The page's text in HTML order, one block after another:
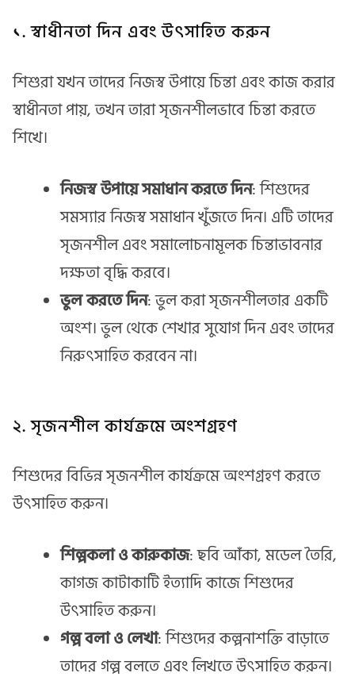
১. স্বাধীনতা দিন এবং উৎসাহিত করুন
শিশুরা যখন তাদের নিজস্ব উপায়ে চিন্তা এবং কাজ করার
স্বাধীনতা পায়, তখন তারা সৃজনশীলভাবে চিন্তা করতে
শিখে।
নিজস্ব উপায়ে সমাধান করতে দিন: শিশুদের
সমস্যার নিজস্ব সমাধান খুঁজতে দিন। এটি তাদের
সৃজনশীল এবং সমালোচনামূলক চিন্তাভাবনার
দক্ষতা বৃদ্ধি করবে।
ভুল করতে দিন: ভুল করা সৃজনশীলতার একটি
অংশ। ভুল থেকে শেখার সুযোগ দিন এবং তাদের
নিরুৎসাহিত করবেন না।
২. সৃজনশীল কার্যক্রমে অংশগ্রহণ
শিশুদের বিভিন্ন সৃজনশীল কার্যক্রমে অংশগ্রহণ করতে
উৎসাহিত করুন।
শিল্পকলা ও কারুকাজ: ছবি আঁকা, মডেল তৈরি,
কাগজ কাটাকাটি ইত্যাদি কাজে শিশুদের
উৎসাহিত করুন।
গল্প বলা ও লেখা: শিশুদের কল্পনাশক্তি বাড়াতে
তাদের গল্প বলতে এবং লিখতে উৎসাহিত করুন।